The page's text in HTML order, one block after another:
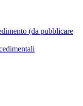
(da pubblicare